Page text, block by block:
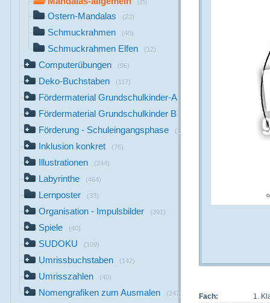
(45)
Ostern-Mandalas (22)
Schmuckrahmen (40)
Schmuckrahmen Elfen (12)
Computerübungen (96)
Deko-Buchstaben (117)
Fördermaterial Grundschulkinder-A
Fördermaterial Grundschulkinder B
Förderung - Schuleingangsphase (1142)
Inklusion konkret (76)
Illustrationen (244)
Labyrinthe (464)
Lernposter (33)
Organisation - Impulsbilder (391)
Spiele (40)
SUDOKU (109)
Umrissbuchstaben (142)
Umrisszahlen (40)
Nomengrafiken zum Ausmalen (247) Fach:
1.